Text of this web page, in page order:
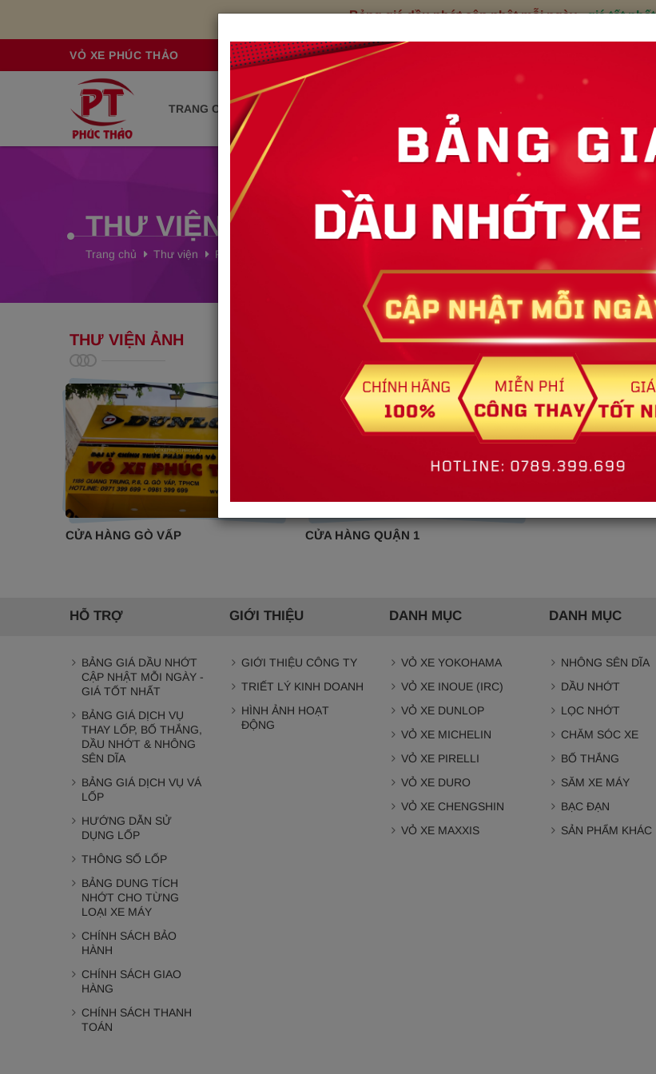
Bảng giá dầu nhớt cập nhật mỗi ngày- giá tốt nhất
VỎ XE PHÚC THẢO
TRANG CHỦ GIỚI THIỆU
THƯ VIỆN HÌNH ẢNH
Trang chủ Thư viện PHÚC THẢO
THƯ VIỆN ẢNH
CỬA HÀNG GÒ VẤP CỬA HÀNG QUẬN 1
HỖ TRỢ
BẢNG GIÁ DẦU NHỚT
CẬP NHẬT MỖI NGÀY -
GIÁ TỐT NHẤT
BẢNG GIÁ DỊCH VỤ
THAY LỐP, BỐ THẮNG,
DẦU NHỚT & NHÔNG
SÊN DĨA
BẢNG GIÁ DỊCH VỤ VÁ
LỐP
HƯỚNG DẪN SỬ
DỤNG LỐP
THÔNG SỐ LỐP
BẢNG DUNG TÍCH
NHỚT CHO TỪNG
LOẠI XE MÁY
CHÍNH SÁCH BẢO
HÀNH
CHÍNH SÁCH GIAO
HÀNG
CHÍNH SÁCH THANH
TOÁN
GIỚI THIỆU
GIỚI THIỆU CÔNG TY
TRIẾT LÝ KINH DOANH
HÌNH ẢNH HOẠT
ĐỘNG
DANH MỤC
VỎ XE YOKOHAMA
VỎ XE INOUE (IRC)
VỎ XE DUNLOP
VỎ XE MICHELIN
VỎ XE PIRELLI
VỎ XE DURO
VỎ XE CHENGSHIN
VỎ XE MAXXIS
DANH MỤC
NHÔNG SÊN DĨA
DẦU NHỚT
LỌC NHỚT
CHĂM SÓC XE
BỐ THẮNG
SĂM XE MÁY
BẠC ĐẠN
SẢN PHẨM KHÁC